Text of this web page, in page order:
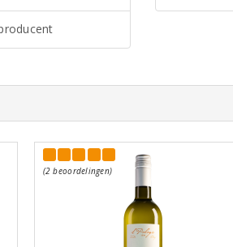
(2 beoordelingen)